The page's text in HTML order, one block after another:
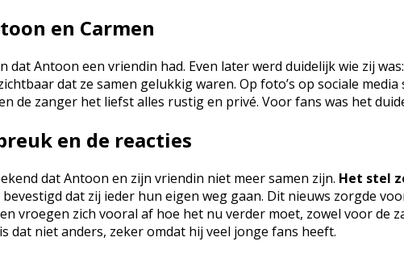
en Carmen
dat Antoon een vriendin had. Even later werd duidelijk wie zij was:
dat ze samen gelukkig waren. Op foto’s op sociale
de zanger het liefst alles rustig en privé. Voor fans was het
en de reacties
dat Antoon en zijn vriendin niet meer samen zijn. Het stel
dat zij ieder hun eigen weg gaan. Dit nieuws zorgde
vroegen zich vooral af hoe het nu verder moet, zowel voor
dat niet anders, zeker omdat hij veel jonge fans heeft.